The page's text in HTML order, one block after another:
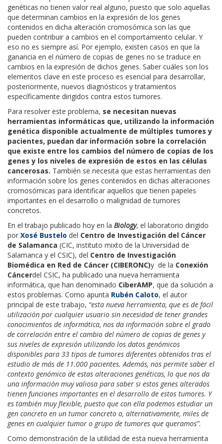
genéticas no tienen valor real alguno, puesto que solo aquellas
que determinan cambios en la expresión de los genes
contenidos en dicha alteración cromosómica son las que
pueden contribuir a cambios en el comportamiento celular. Y
eso no es siempre así. Por ejemplo, existen casos en que la
ganancia en el número de copias de genes no se traduce en
cambios en la expresión de dichos genes. Saber cuáles son los
elementos clave en este proceso es esencial para desarrollar,
posteriormente, nuevos diagnósticos y tratamientos
específicamente dirigidos contra estos tumores.
Para resolver este problema, se necesitan nuevas
herramientas informáticas que, utilizando la información
genética disponible actualmente de múltiples tumores y
pacientes, puedan dar información sobre la correlación
que existe entre los cambios del número de copias de los
genes y los niveles de expresión de estos en las células
cancerosas. También se necesita que estas herramientas den
información sobre los genes contenidos en dichas alteraciones
cromosómicas para identificar aquellos que tienen papeles
importantes en el desarrollo o malignidad de tumores
concretos.
En el trabajo publicado hoy en la Biology, el laboratorio dirigido
por Xosé Bustelo del Centro de Investigación del Cáncer
de Salamanca (CIC, instituto mixto de la Universidad de
Salamanca y el CSIC), del Centro de Investigación
Biomédica en Red de Cáncer (CIBERONC)y de la Conexión
Cáncerdel CSIC, ha publicado una nueva herramienta
informática, que han denominado CiberAMP, que da solución a
estos problemas. Como apunta Rubén Caloto, el autor
principal de este trabajo, “esta nueva herramienta, que es de fácil
utilización por cualquier usuario sin necesidad de tener grandes
conocimientos de informática, nos da información sobre el grado
de correlación entre el cambio del número de copias de genes y
sus niveles de expresión utilizando los datos genómicos
disponibles para 33 tipos de tumores diferentes obtenidos tras el
estudio de más de 11.000 pacientes. Además, nos permite saber el
contexto genómico de estas alteraciones genéticas, lo que nos da
una información muy valiosa para saber si estos genes alterados
tienen funciones importantes en el desarrollo de estos tumores. Y
es también muy flexible, puesto que con ella podemos estudiar un
gen concreto en un tumor concreto o, alternativamente, miles de
genes en cualquier tumor o grupo de tumores que queramos”.
Como demonstración de la utilidad de esta nueva herramienta